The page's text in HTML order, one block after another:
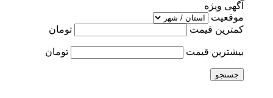
آگهی ویژه
موقعیت
کمترین قیمت
تومان
بیشترین قیمت تومان
جستجو